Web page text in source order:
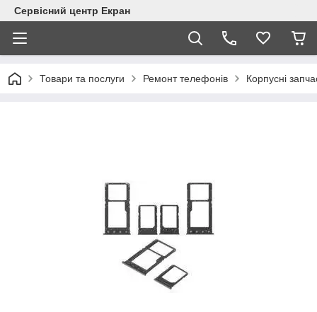
Сервісний центр Екран
Товари та послуги Ремонт телефонів Корпусні